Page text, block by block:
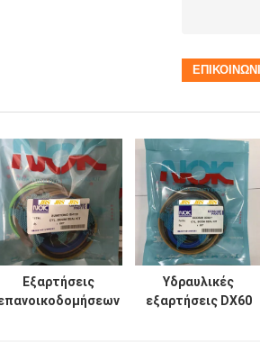
Εξαρτήσεις
Υδραυλικές
εξαρτήσεις DX60